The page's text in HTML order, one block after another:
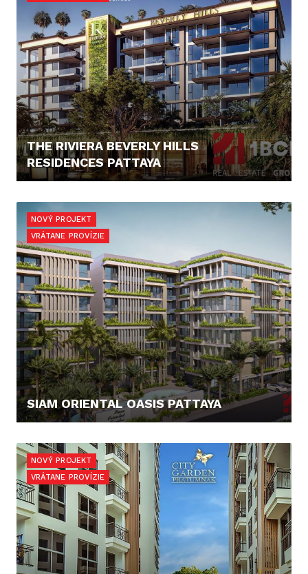
THE RIVIERA BEVERLY HILLS
RESIDENCES PATTAYA
NOVÝ PROJEKT
VRÁTANE PROVÍZIE
SIAM ORIENTAL OASIS PATTAYA
NOVÝ PROJEKT
VRÁTANE PROVÍZIE